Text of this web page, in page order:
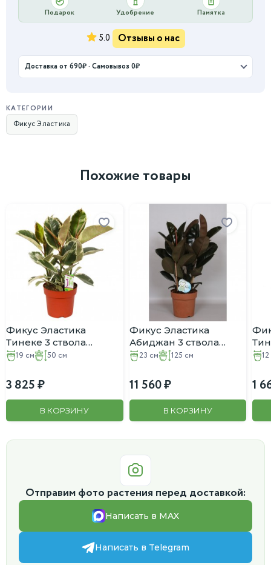
Подарок Удобрение Памятка
5.0 Отзывы о нас
Доставка от 690₽ · Самовывоз 0₽
КАТЕГОРИИ
Фикус Эластика
Похожие товары
Фикус Эластика
Тинеке 3 ствола
(каучуконосный)
19 см 50 см
3 825
В КОРЗИНУ
Фикус Эластика
Абиджан 3 ствола
(каучуконосный)
23 см 125 см
11 560
В КОРЗИНУ
1
Отправим фото растения перед доставкой:
Написать в MAX
Написать в Telegram